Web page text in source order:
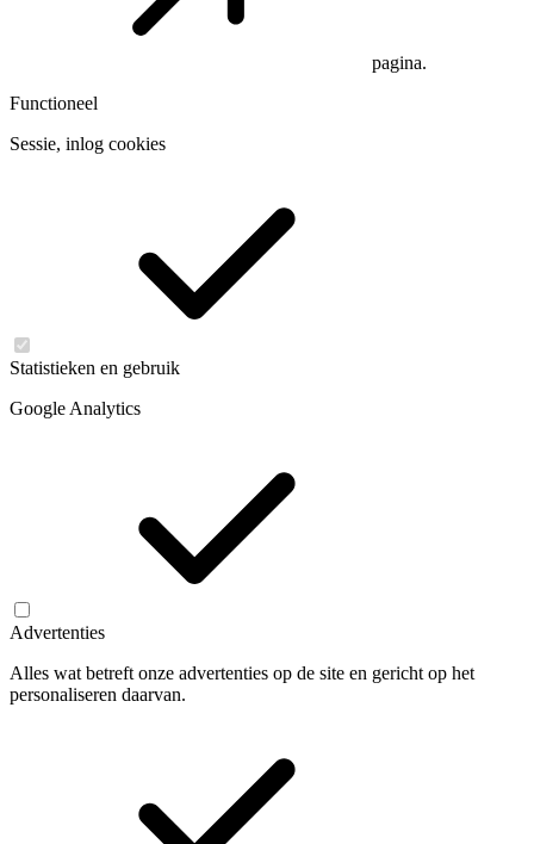
pagina.
Functioneel
Sessie, inlog cookies
Statistieken en gebruik
Google Analytics
Advertenties
Alles wat betreft onze advertenties op de site en gericht op het
personaliseren daarvan.